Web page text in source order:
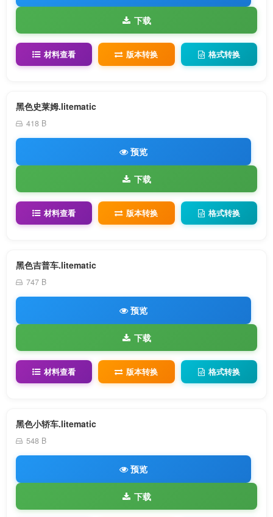
下载
材料查看 版本转换 格式转换
黑色史莱姆.litematic
418 B
预览
下载
材料查看 版本转换 格式转换
黑色吉普车.litematic
747 B
预览
下载
材料查看 版本转换 格式转换
黑色小轿车.litematic
548 B
预览
下载